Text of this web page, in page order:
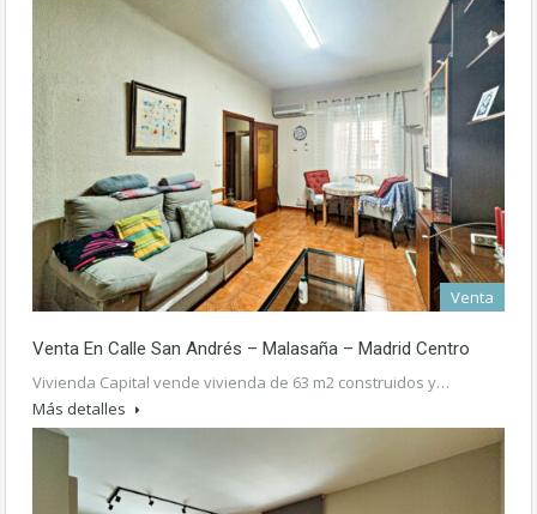
Venta
Venta En Calle San Andrés – Malasaña – Madrid Centro
Vivienda Capital vende vivienda de 63 m2 construidos y…
Más detalles
420.000€